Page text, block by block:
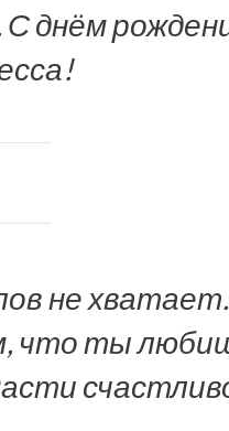
днём
не
что ты